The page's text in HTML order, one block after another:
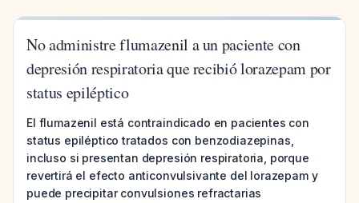
No administre flumazenil a un paciente con
depresión respiratoria que recibió lorazepam por
status epiléptico
El flumazenil está contraindicado en pacientes con
status epiléptico tratados con benzodiazepinas,
incluso si presentan depresión respiratoria, porque
revertirá el efecto anticonvulsivante del lorazepam y
puede precipitar convulsiones refractarias